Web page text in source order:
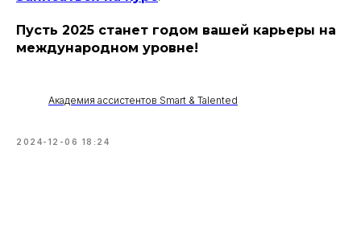
Пусть 2025 станет годом вашей карьеры на
международном уровне!
Академия ассистентов Smart & Talented
2024-12-06 18:24